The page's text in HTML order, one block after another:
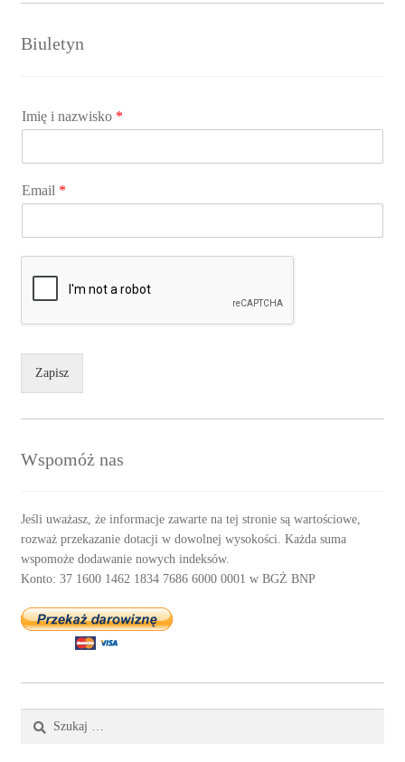
Biuletyn
Imię i nazwisko *
Email *
Zapisz
Wspomóż nas
Jeśli uważasz, że informacje zawarte na tej stronie są wartościowe,
rozważ przekazanie dotacji w dowolnej wysokości. Każda suma
wspomoże dodawanie nowych indeksów.
Konto: 37 1600 1462 1834 7686 6000 0001 w BGŻ BNP